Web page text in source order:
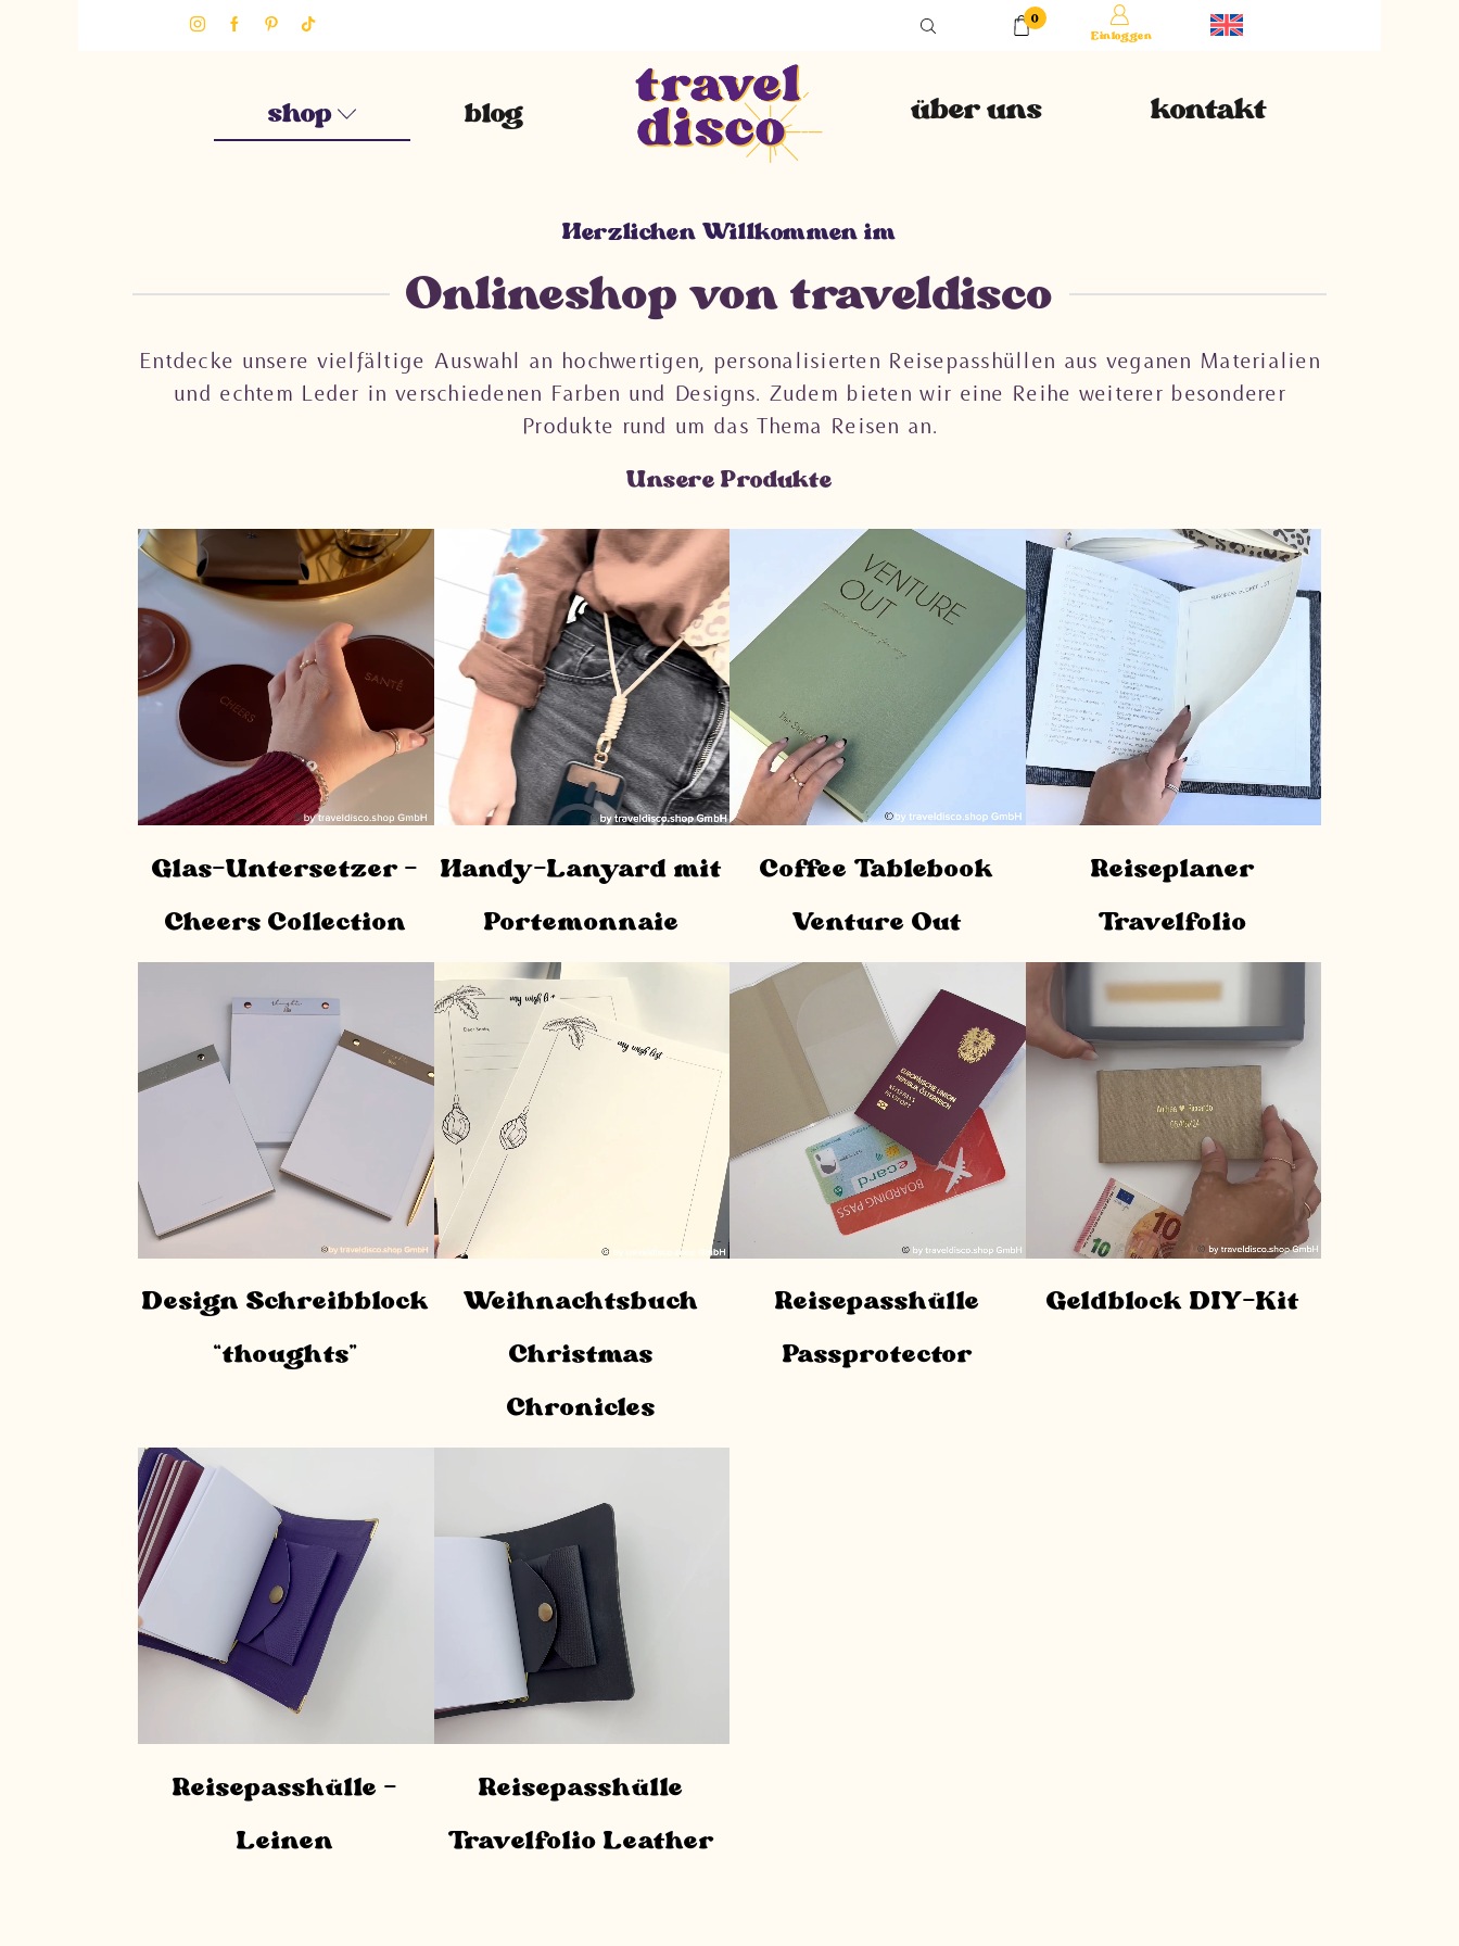
0
Einloggen
shop blog über uns kontakt
Herzlichen Willkommen im
Onlineshop von traveldisco
Entdecke unsere vielfältige Auswahl an hochwertigen, personalisierten Reisepasshüllen aus veganen Materialien
und echtem Leder in verschiedenen Farben und Designs. Zudem bieten wir eine Reihe weiterer besonderer
Produkte rund um das Thema Reisen an.
Unsere Produkte
Glas-Untersetzer –
Cheers Collection
Handy-Lanyard mit
Portemonnaie
Coffee Tablebook
Venture Out
Reiseplaner
Travelfolio
Design Schreibblock
“thoughts”
Weihnachtsbuch
Christmas
Chronicles
Reisepasshülle
Passprotector
Geldblock DIY-Kit
Reisepasshülle –
Leinen
Reisepasshülle
Travelfolio Leather